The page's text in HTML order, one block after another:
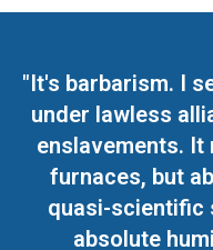
"It's barbarism. I
under lawless
enslavements. It
furnaces, but
quasi-scientific
absolute